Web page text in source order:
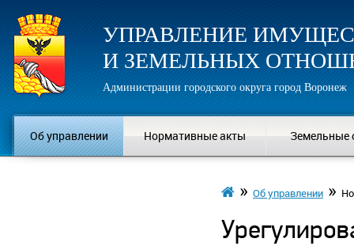
УПРАВЛЕНИЕ
И ЗЕМЕЛЬНЫХ
Администрации городского округа город Воронеж
Об управлении Нормативные акты Земельные
» Об управлении »